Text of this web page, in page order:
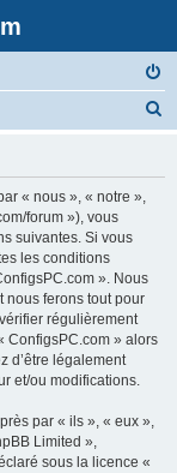
« nous », « notre »,
forum »), vous
suivantes. Si vous
les conditions
». Nous
nous ferons tout pour
régulièrement
ConfigsPC.com » alors
d’être légalement
et/ou modifications.
par « ils », « eux »,
Limited »,
sous la licence «